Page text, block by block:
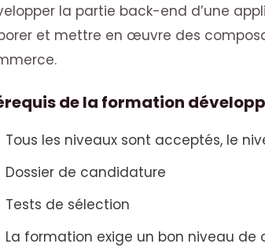
la partie back-end d’une
et mettre en œuvre des
de la formation
Tous les niveaux sont acceptés, le
Dossier de candidature
Tests de sélection
La formation exige un bon niveau